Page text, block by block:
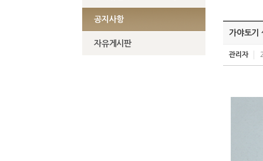
공지사항
자유게시판
가야토기
관리자